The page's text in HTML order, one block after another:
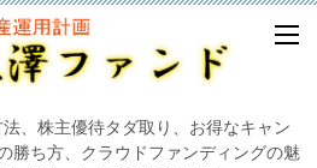
、株主優待タダ取り、お得なキャン
勝ち方、クラウドファンディングの魅